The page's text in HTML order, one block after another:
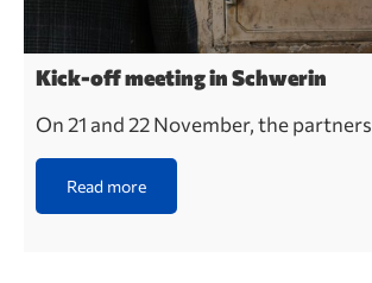
Kick-off meeting in Schwerin
On 21 and 22 November, the partners
Read more